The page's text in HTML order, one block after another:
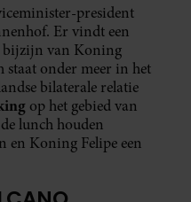
president
Er vindt een
bijzijn van Koning
onder meer in het
bilaterale relatie
op het gebied van
lunch houden
en Koning Felipe een